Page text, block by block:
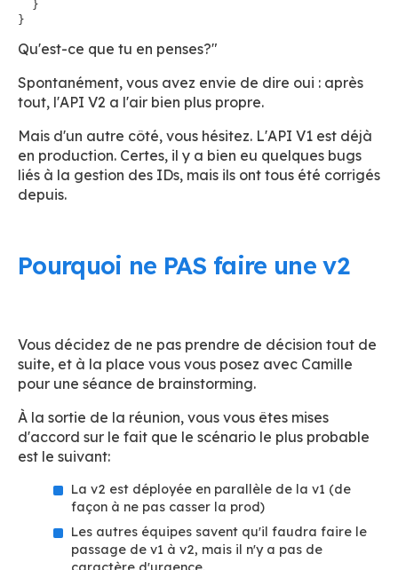
  }
Qu'est-ce que tu en penses?"
Spontanément, vous avez envie de dire oui : après
tout, l'API V2 a l'air bien plus propre.
Mais d'un autre côté, vous hésitez. L'API V1 est déjà
en production. Certes, il y a bien eu quelques bugs
liés à la gestion des IDs, mais ils ont tous été corrigés
depuis.
Pourquoi ne PAS faire une v2
Vous décidez de ne pas prendre de décision tout de
suite, et à la place vous vous posez avec Camille
pour une séance de brainstorming.
À la sortie de la réunion, vous vous êtes mises
d'accord sur le fait que le scénario le plus probable
est le suivant:
La v2 est déployée en parallèle de la v1 (de
façon à ne pas casser la prod)
Les autres équipes savent qu'il faudra faire le
passage de v1 à v2, mais il n'y a pas de